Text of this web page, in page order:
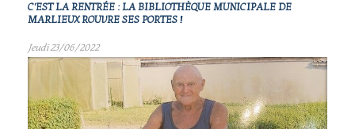
C'EST LA RENTRÉE : LA BIBLIOTHÈQUE MUNICIPALE DE
MARLIEUX ROUVRE SES PORTES !
Jeudi 23/06/2022